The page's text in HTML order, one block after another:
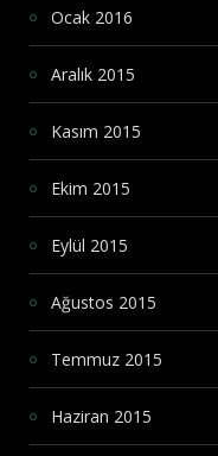
Ocak 2016
Aralık 2015
Kasım 2015
Ekim 2015
Eylül 2015
Ağustos 2015
Temmuz 2015
Haziran 2015